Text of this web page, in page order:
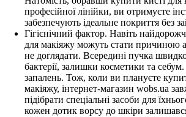
професійної лінійки, ви отримуєте
забезпечують ідеальне покриття без
Гігієнічний фактор. Навіть
для макіяжу можуть стати причиною
не доглядати. Всередині пучка
бактерії, залишки косметики та
запалень. Тож, коли ви плануєте
макіяжу, інтернет-магазин wobs.ua
підібрати спеціальні засоби для
кожен дотик ворсу до шкіри